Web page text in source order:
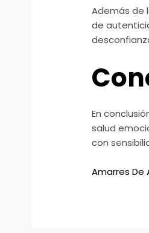
Además de
de
En
salud
con
Amarres De